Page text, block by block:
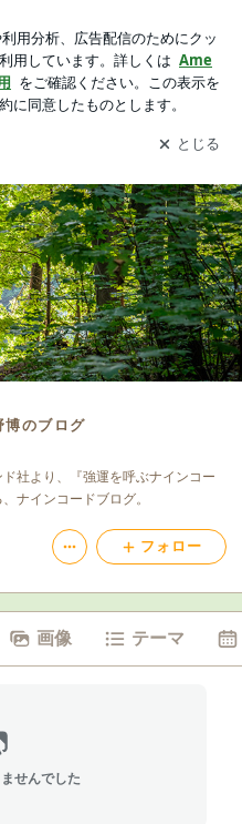
更新通知
を受け取りまし
開く
博のブログ
社より、『強運を呼ぶナインコー
ナインコードブログ。
フォロー
画像 テーマ
せんでした